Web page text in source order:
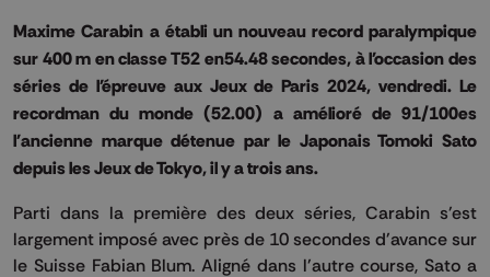
Maxime Carabin a établi un nouveau record paralympique
sur 400 m en classe T52 en54.48 secondes, à l'occasion des
séries de l'épreuve aux Jeux de Paris 2024, vendredi. Le
recordman du monde (52.00) a amélioré de 91/100es
l'ancienne marque détenue par le Japonais Tomoki Sato
depuis les Jeux de Tokyo, il y a trois ans.
Parti dans la première des deux séries, Carabin s'est
largement imposé avec près de 10 secondes d'avance sur
le Suisse Fabian Blum. Aligné dans l'autre course, Sato a